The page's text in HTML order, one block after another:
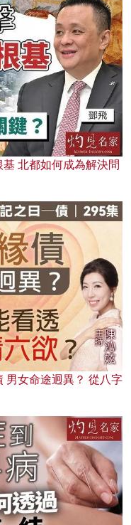
北都如何成為解決問
男女命途迥異？ 從八字